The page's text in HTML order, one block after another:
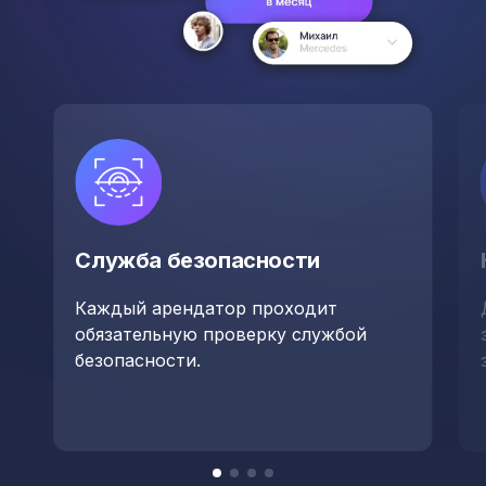
Служба безопасности
Каждый арендатор проходит
обязательную проверку службой
безопасности.
itemitem
itemitem